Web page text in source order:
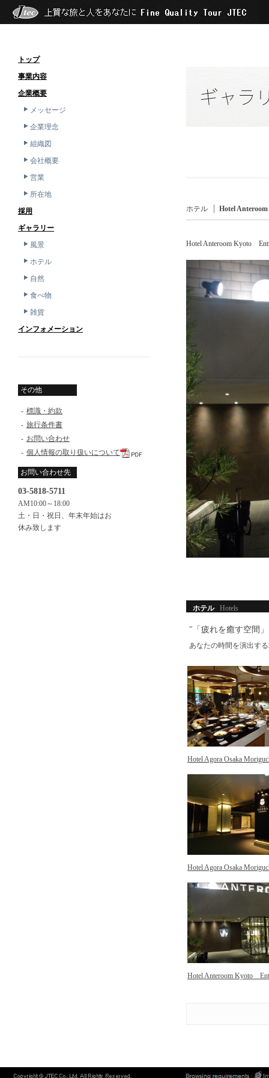
トップ
事業内容
企業概要
メッセージ
企業理念
組織図
会社概要
営業
所在地
採用
ギャラリー
風景
ホテル
自然
食べ物
雑貨
インフォメーション
その他
- 標識・約款
- 旅行条件書
- お問い合わせ
- 個人情報の取り扱いについて
お問い合わせ先
03-5818-5711
AM10:00～18:00
土・日・祝日、年末年始はお
休み致します
ホテル Hotel
Hotel Anteroom Kyoto
ホテル Hotels
"「疲れを癒す空間
あなたの時間を演出す
Hotel Agora Osaka
Hotel Agora Osaka
Hotel Anteroom Kyoto